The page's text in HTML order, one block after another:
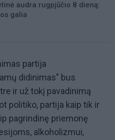
audra rugpjūčio 8 dieną:
galia
partija
didinimas" bus
ir už tokį pavadinimą
politiko, partija kaip tik ir
pagrindinę priemonę
alkoholizmui,